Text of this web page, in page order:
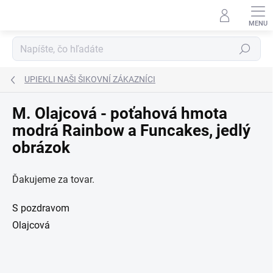
Hľadať
UPIEKLI NAŠI ŠIKOVNÍ ZÁKAZNÍCI
M. Olajcová - poťahová hmota
modrá Rainbow a Funcakes, jedlý
obrázok
Ďakujeme za tovar.
S pozdravom
Olajcová